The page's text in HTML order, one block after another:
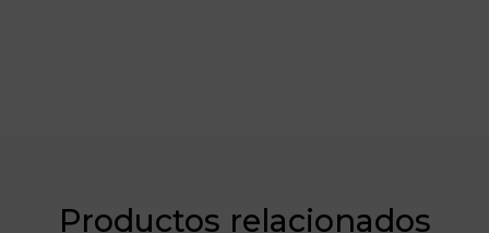
Productos relacionados